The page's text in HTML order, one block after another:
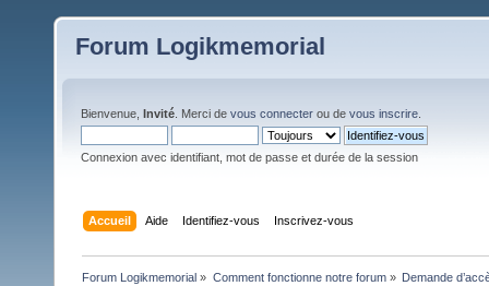
Forum Logikmemorial
Bienvenue, Invité . Merci de vous connecter ou de vous inscrire
Connexion avec identifiant, mot de passe et durée de la session
Accueil Aide Identifiez-vous Inscrivez-vous
Forum Logikmemorial » Comment fonctionne notre forum» Demande